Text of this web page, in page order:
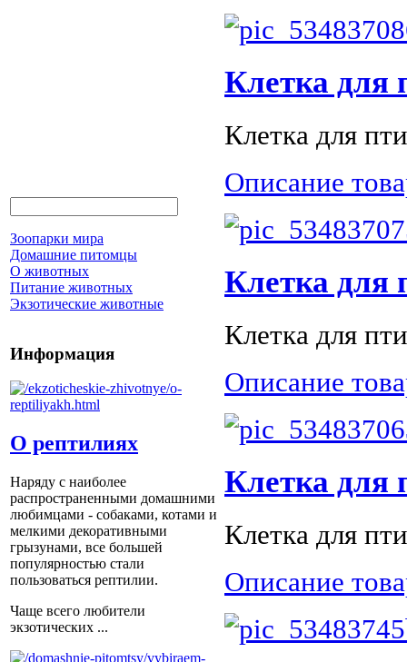
Зоопарки мира
Домашние питомцы
О животных
Питание животных
Экзотические животные
Информация
О рептилиях
Наряду с наиболее
распространенными домашними
любимцами - собаками, котами и
мелкими декоративными
грызунами, все большей
популярностью стали
пользоваться рептилии.
Чаще всего любители
экзотических ...
Клетка для
Клетка для
Описание
Клетка для
Клетка для
Описание
Клетка для
Клетка для
Описание